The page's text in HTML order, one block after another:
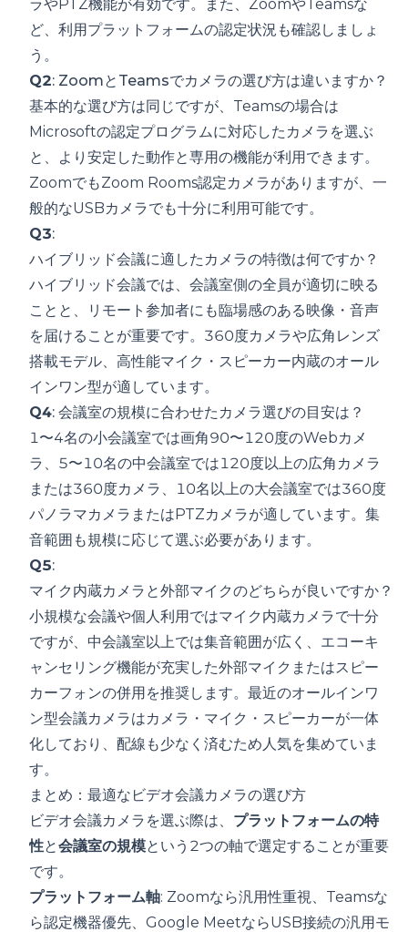
ラやPTZ機能が有効です。また、ZoomやTeamsな
ど、利用プラットフォームの認定状況も確認しましょ
う。
Q2: ZoomとTeamsでカメラの選び方は違いますか？
基本的な選び方は同じですが、Teamsの場合は
Microsoftの認定プログラムに対応したカメラを選ぶ
と、より安定した動作と専用の機能が利用できます。
ZoomでもZoom Rooms認定カメラがありますが、一
般的なUSBカメラでも十分に利用可能です。
Q3:
ハイブリッド会議に適したカメラの特徴は何ですか？
ハイブリッド会議では、会議室側の全員が適切に映る
ことと、リモート参加者にも臨場感のある映像・音声
を届けることが重要です。360度カメラや広角レンズ
搭載モデル、高性能マイク・スピーカー内蔵のオール
インワン型が適しています。
Q4: 会議室の規模に合わせたカメラ選びの目安は？
1〜4名の小会議室では画角90〜120度のWebカメ
ラ、5〜10名の中会議室では120度以上の広角カメラ
または360度カメラ、10名以上の大会議室では360度
パノラマカメラまたはPTZカメラが適しています。集
音範囲も規模に応じて選ぶ必要があります。
Q5:
マイク内蔵カメラと外部マイクのどちらが良いですか？
小規模な会議や個人利用ではマイク内蔵カメラで十分
ですが、中会議室以上では集音範囲が広く、エコーキ
ャンセリング機能が充実した外部マイクまたはスピー
カーフォンの併用を推奨します。最近のオールインワ
ン型会議カメラはカメラ・マイク・スピーカーが一体
化しており、配線も少なく済むため人気を集めていま
す。
まとめ：最適なビデオ会議カメラの選び方
ビデオ会議カメラを選ぶ際は、 プラットフォームの特
性と会議室の規模という2つの軸で選定することが重要
です。
プラットフォーム軸: Zoomなら汎用性重視、Teamsな
ら認定機器優先、Google MeetならUSB接続の汎用モ